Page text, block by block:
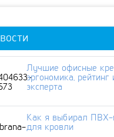
Лучшие офисные
эргономика, рейтинг
эксперта
Как я выбирал
для кровли